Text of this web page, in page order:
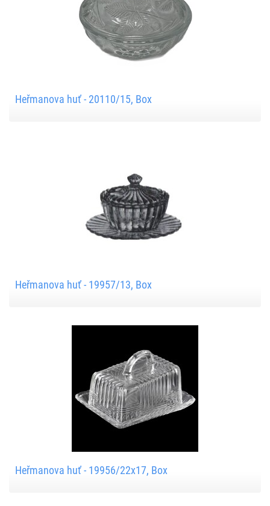
Heřmanova huť - 20110/15, Box
Heřmanova huť - 19957/13, Box
Heřmanova huť - 19956/22x17, Box